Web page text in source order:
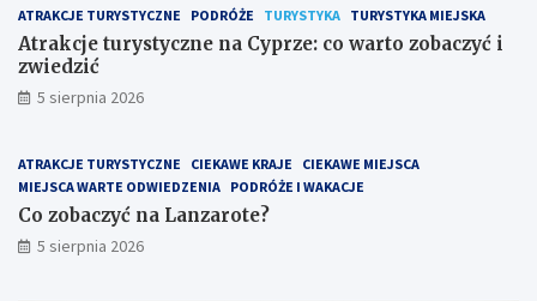
ATRAKCJE TURYSTYCZNE PODRÓŻE TURYSTYKA TURYSTYKA MIEJSKA
Atrakcje turystyczne na Cyprze: co warto zobaczyć i
zwiedzić
5 sierpnia 2026
ATRAKCJE TURYSTYCZNE CIEKAWE KRAJE
CIEKAWE MIEJSCA
MIEJSCA WARTE ODWIEDZENIA PODRÓŻE I WAKACJE
Co zobaczyć na Lanzarote?
5 sierpnia 2026